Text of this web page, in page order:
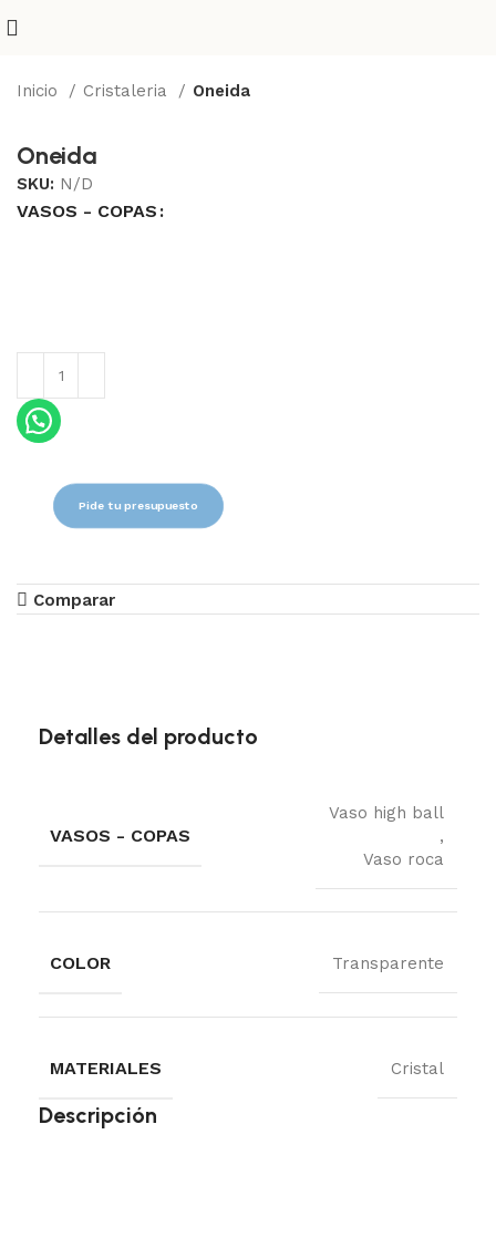
Inicio Cristaleria Oneida
Oneida
SKU: N/D
VASOS - COPAS
Pide tu presupuesto
Comparar
Detalles del producto
VASOS - COPAS
Vaso high ball
,
Vaso roca
COLOR Transparente
MATERIALES Cristal
Descripción